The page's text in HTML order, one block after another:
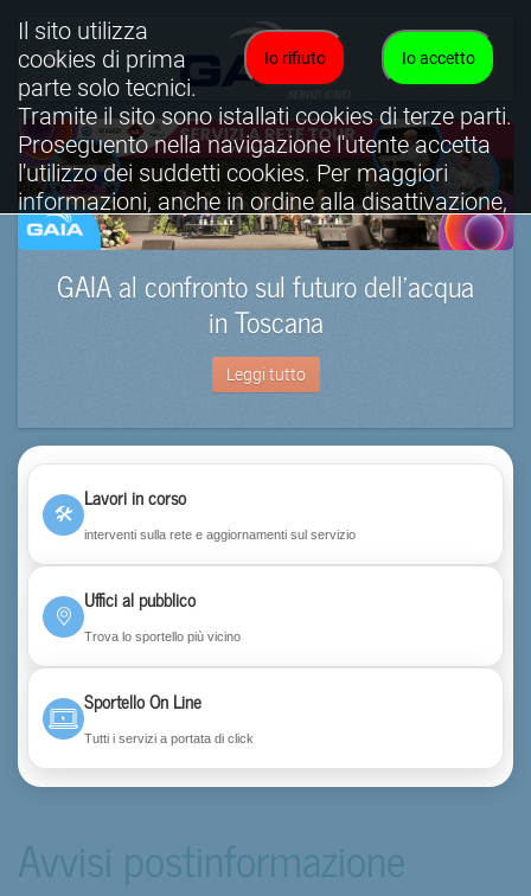
GAIA al confronto sul futuro dell’acqua
in Toscana
Leggi tutto
🛠
Lavori in corso
interventi sulla rete e aggiornamenti sul servizio
Uffici al pubblico
Trova lo sportello più vicino
Sportello On Line
Tutti i servizi a portata di click
Avvisi postinformazione
Io accetto
Io rifiuto
Il sito utilizza
cookies di prima
parte solo tecnici.
Tramite il sito sono istallati cookies di terze parti.
Proseguento nella navigazione l'utente accetta
l'utilizzo dei suddetti cookies. Per maggiori
informazioni, anche in ordine alla disattivazione,
è possibile consultare l'informativa cookies
completa.
Visualizza informativa completa.